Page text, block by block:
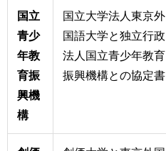
国立
青少
年教
育振
興機
構
国立大学法人東京外
国語大学と独立行政
法人国立青少年教育
振興機構との協定書